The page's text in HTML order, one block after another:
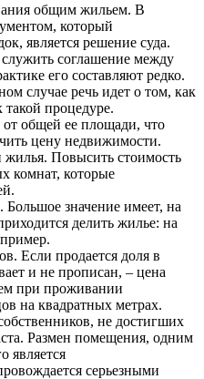
общим жильем. В
который
является решение суда.
соглашение между
его составляют редко.
случае речь идет о том, как
такой процедуре.
от общей ее площади, что
цену недвижимости.
Повысить стоимость
комнат, которые
Большое значение имеет, на
делить жилье: на
Если продается доля в
и не прописан, – цена
при проживании
на квадратных метрах.
не достигших
Размен помещения, одним
является
серьезными